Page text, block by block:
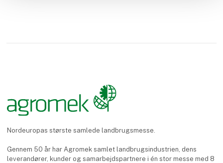
Nordeuropas største samlede landbrugsmesse.
Gennem 50 år har Agromek samlet landbrugsindustrien, dens
leverandører, kunder og samarbejdspartnere i én stor messe med 8